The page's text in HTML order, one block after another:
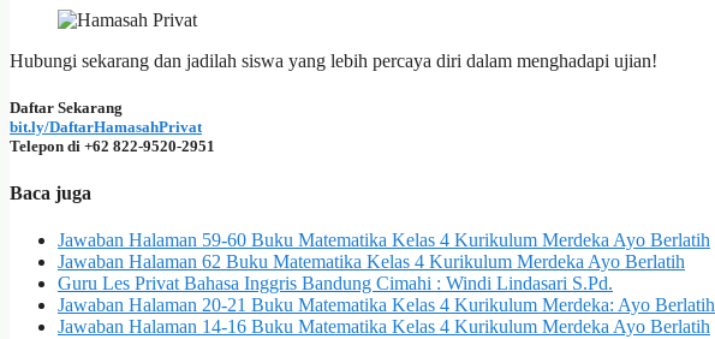
Hubungi sekarang dan jadilah siswa yang lebih percaya diri dalam menghadapi ujian!
Daftar Sekarang
bit.ly/DaftarHamasahPrivat
Telepon di +62 822-9520-2951
Baca juga
Jawaban Halaman 59-60 Buku Matematika Kelas 4 Kurikulum Merdeka Ayo Berlatih
Jawaban Halaman 62 Buku Matematika Kelas 4 Kurikulum Merdeka Ayo Berlatih
Guru Les Privat Bahasa Inggris Bandung Cimahi : Windi Lindasari S.Pd.
Jawaban Halaman 20-21 Buku Matematika Kelas 4 Kurikulum Merdeka: Ayo Berlatih
Jawaban Halaman 14-16 Buku Matematika Kelas 4 Kurikulum Merdeka Ayo Berlatih